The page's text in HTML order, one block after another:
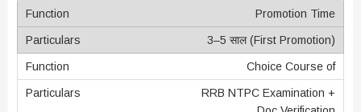
Promotion Time
3–5 साल (First Promotion)
Choice Course of
RRB NTPC Examination +